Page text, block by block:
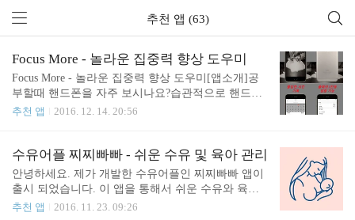
추천 앱 (63)
Focus More - 놀라운 집중력 향상 도우미
Focus More - 놀라운 집중력 향상 도우미[앱소개]공
부할때 핸드폰을 자주 보시나요?습관적으로 핸드폰
을 보게 되면 집중력이 줄어들게 됩니다. 이 앱은 간
열때 마다 진동 또는 후레쉬로 알림이 오게됩니다.이
런 기능을 통해서 여러분의 집중력 향상을 도와줍니
다. 한번 이용해보세요. 개발자 페이스북: https://ww
s://itunes.apple.com/app/focus-more-lite-easily-keep/id11
추천 앱 2016. 12. 14. 20:56
수유어플 찌찌빠빠 - 쉬운 수유 및 육아 관리
안녕하세요. 제가 개발한 수유어플인 찌찌빠빠 앱이
출시 되었습니다. 이 앱을 통해서 쉬운 수유와 육아
관리를 할 수 있습니다. 간결한 기능과 편리한 조작
추천 앱 2016. 11. 23. 09:26